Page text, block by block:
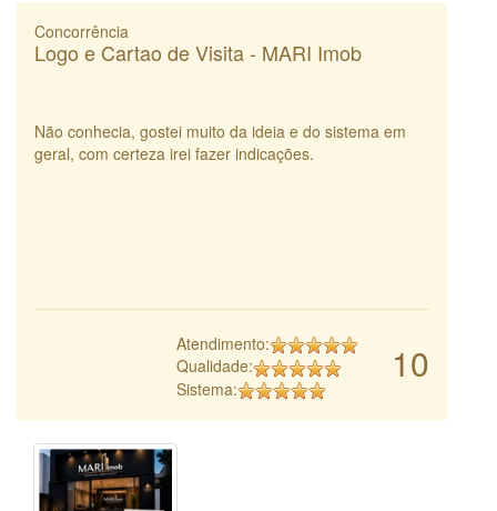
Concorrência
Logo e Cartao de Visita - MARI Imob
Não conhecia, gostei muito da ideia e do sistema em
geral, com certeza irei fazer indicações.
10
Atendimento:
Qualidade:
Sistema: